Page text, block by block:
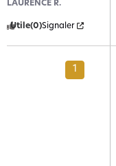
LAURENCE R.
Utile(0)Signaler
1